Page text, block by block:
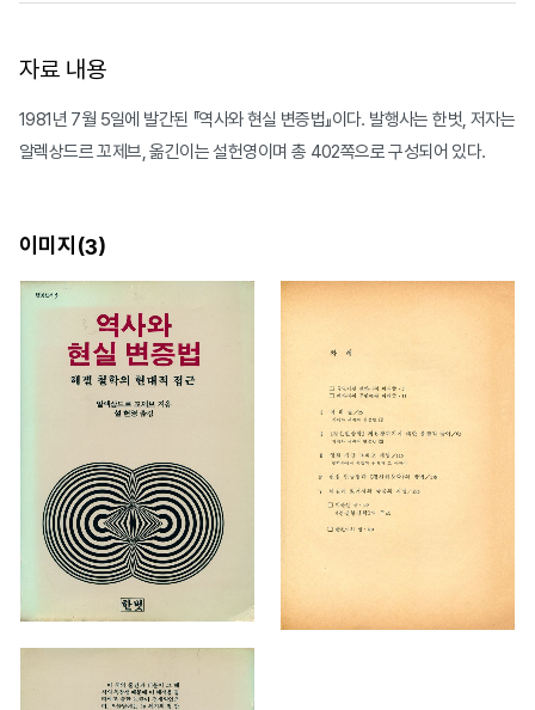
자료 내용
1981년 7월 5일에 발간된 『역사와 현실 변증법』이다. 발행사는 한벗, 저자는
알렉상드르 꼬제브, 옮긴이는 설헌영이며 총 402쪽으로 구성되어 있다.
이미지(3)